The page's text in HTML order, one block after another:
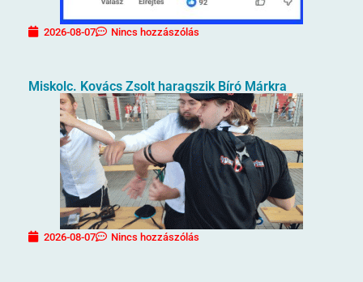
2026-08-07 Nincs hozzászólás
Miskolc. Kovács Zsolt haragszik Bíró Márkra
2026-08-07 Nincs hozzászólás